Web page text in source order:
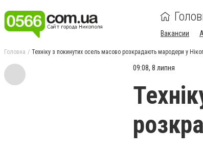
Вакансии
Головна Техніку з покинутих осель масово розкрадають мародери у
09:08, 8 липня